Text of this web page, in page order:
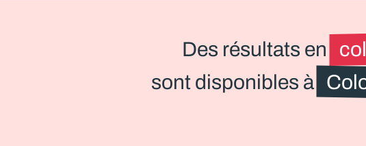
Des résultats en
sont disponibles à